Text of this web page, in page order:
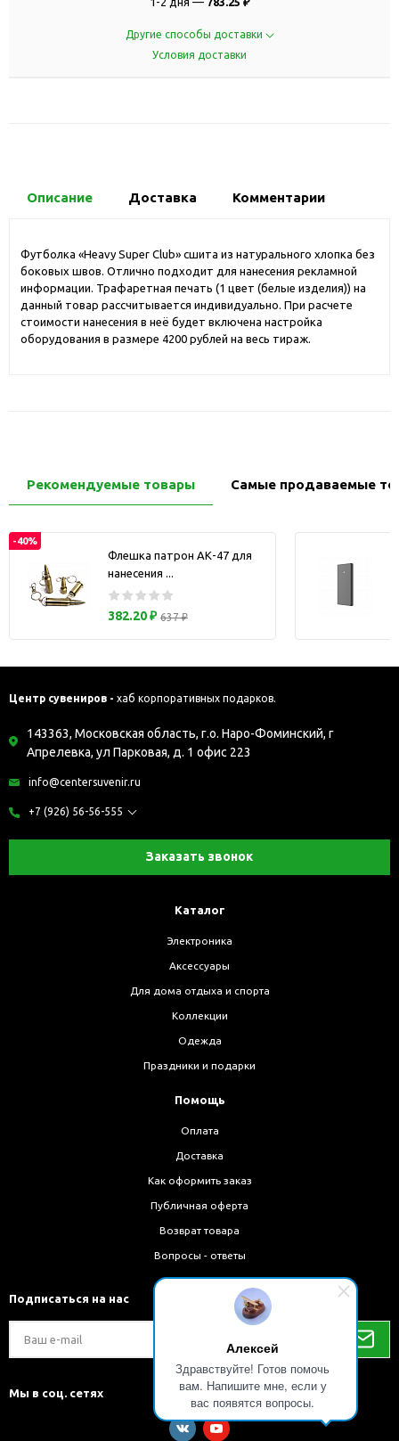
Алексей
Здравствуйте! Готов помочь
вам. Напишите мне, если у
вас появятся вопросы.
Другие способы доставки
Условия доставки
Описание Доставка Комментарии
Футболка «Heavy Super Club» сшита из натурального хлопка без
боковых швов. Отлично подходит для нанесения рекламной
информации. Трафаретная печать (1 цвет (белые изделия)) на
данный товар рассчитывается индивидуально. При расчете
стоимости нанесения в неё будет включена настройка
оборудования в размере 4200 рублей на весь тираж.
Рекомендуемые товары Самые продаваемые
-40%
Флешка патрон АК-47 для
нанесения ...
382.20 ₽ 637 ₽
Центр сувениров - хаб корпоративных подарков.
143363, Московская область, г.о. Наро-Фоминский, г
Апрелевка, ул Парковая, д. 1 офис 223
info@centersuvenir.ru
+7 (926) 56-56-555
Заказать звонок
Каталог
Электроника
Аксессуары
Для дома отдыха и спорта
Коллекции
Одежда
Праздники и подарки
Помощь
Оплата
Доставка
Как оформить заказ
Публичная оферта
Возврат товара
Вопросы - ответы
Подписаться на нас
Мы в соц. сетях